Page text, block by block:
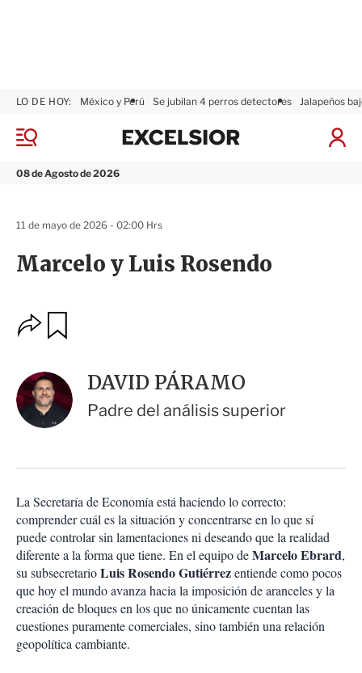
M
n
08 de Agosto de 2026
LO DE HOY: México y Perú Se jubilan 4 perros detectores Jalapeños
I
x
Marcelo y Luis Rosendo
11 de mayo de 2026 - 02:00 Hrs
O
p
o
n
e
s
c
m
p
a
t
i
r
a
r
DAVID PÁRAMO
Padre del análisis superior
La Secretaría de Economía está haciendo lo correcto:
comprender cuál es la situación y concentrarse en lo que sí
puede controlar sin lamentaciones ni deseando que la realidad
diferente a la forma que tiene. En el equipo deMarcelo Ebrard,
su subsecretarioLuis Rosendo Gutiérrezentiende como pocos
que hoy el mundo avanza hacia la imposición de aranceles y la
creación de bloques en los que no únicamente cuentan las
cuestiones puramente comerciales, sino también una relación
geopolítica cambiante.